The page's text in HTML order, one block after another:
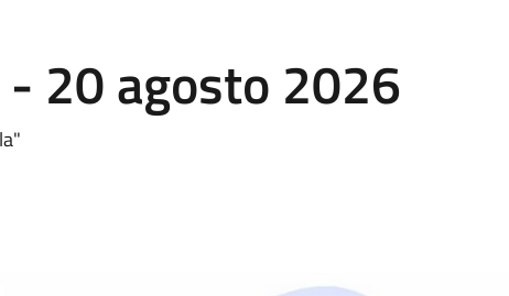
20 agosto 2026